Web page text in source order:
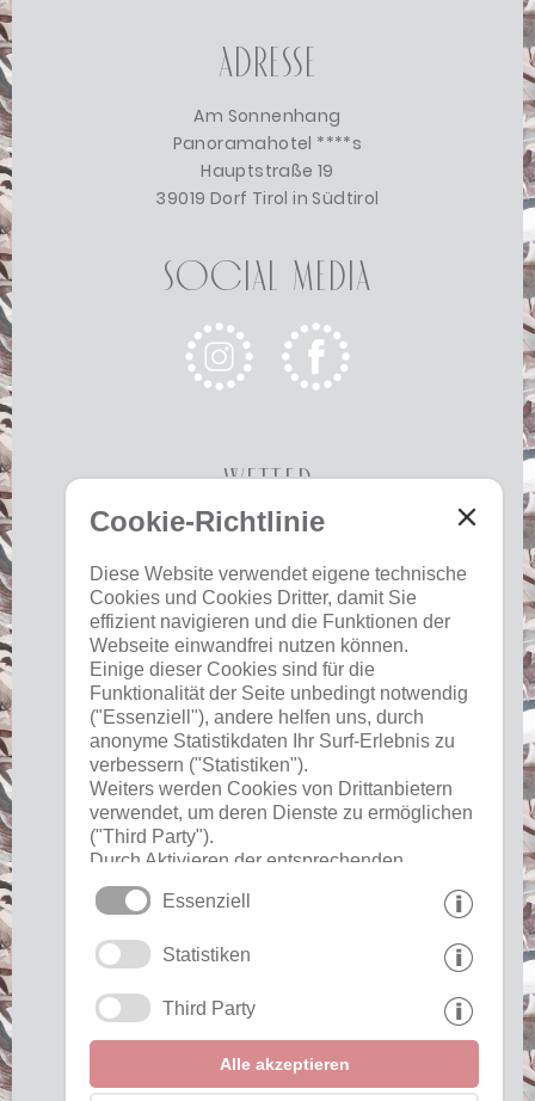
Cookie-Richtlinie
Diese Website verwendet eigene technische
Cookies und Cookies Dritter, damit Sie
effizient navigieren und die Funktionen der
Webseite einwandfrei nutzen können.
Einige dieser Cookies sind für die
Funktionalität der Seite unbedingt notwendig
("Essenziell"), andere helfen uns, durch
anonyme Statistikdaten Ihr Surf-Erlebnis zu
verbessern ("Statistiken").
Weiters werden Cookies von Drittanbietern
verwendet, um deren Dienste zu ermöglichen
("Third Party").
Durch Aktivieren der entsprechenden
Schaltflächen entscheiden Sie selbst, welche
Cookies zum Einsatz kommen.
"Auswahl speichern" oder "Auswahl
der ausgewählten Cookies erlauben.
Ihre Einwilligung können Sie jederzeit
widerrufen.
Essenziell
Statistiken
Third Party
Alle akzeptieren
Adresse
Am Sonnenhang
Panoramahotel ****s
Hauptstraße 19
39019 Dorf Tirol in Südtirol
Social Media
Wetter
Heute Morgen
©Landeswetterdienst
22 °C 34 °C 19 °C 34 °C 19 °C 35 °C
Nützliches
Impressum
Datenschutz
Interessante Links
Partner einblenden »
Awards einblenden »